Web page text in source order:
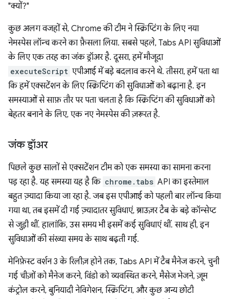
"क्यों?"
कुछ अलग वजहों से, Chrome की टीम ने स्क्रिप्टिंग के लिए नया
नेमस्पेस लॉन्च करने का फ़ैसला लिया. सबसे पहले, Tabs API सुविधाओं
के लिए एक तरह का जंक ड्रॉअर है. दूसरा, हमें मौजूदा
executeScript एपीआई में बड़े बदलाव करने थे. तीसरा, हमें पता था
कि हमें एक्सटेंशन के लिए स्क्रिप्टिंग की सुविधाओं को बढ़ाना है. इन
समस्याओं से साफ़ तौर पर पता चलता है कि स्क्रिप्टिंग की सुविधाओं को
बेहतर बनाने के लिए, एक नए नेमस्पेस की ज़रूरत है.
जंक ड्रॉअर
पिछले कुछ सालों से एक्सटेंशन टीम को एक समस्या का सामना करना
पड़ रहा है. यह समस्या यह है कि chrome.tabs API का इस्तेमाल
बहुत ज़्यादा किया जा रहा है. जब इस एपीआई को पहली बार लॉन्च किया
गया था, तब इसमें दी गई ज़्यादातर सुविधाएं, ब्राउज़र टैब के बड़े कॉन्सेप्ट
से जुड़ी थीं. हालांकि, उस समय भी इसमें कई सुविधाएं थीं. साथ ही, इन
सुविधाओं की संख्या समय के साथ बढ़ती गई.
मेनिफ़ेस्ट वर्शन 3 के रिलीज़ होने तक, Tabs API में टैब मैनेज करने, चुनी
गई चीज़ों को मैनेज करने, विंडो को व्यवस्थित करने, मैसेज भेजने, ज़ूम
कंट्रोल करने, बुनियादी नेविगेशन, स्क्रिप्टिंग, और कुछ अन्य छोटी